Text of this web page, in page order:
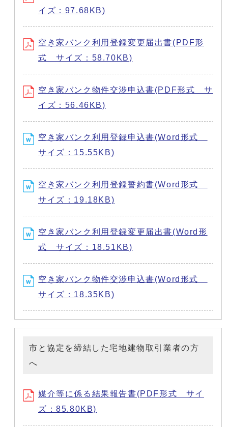
イズ：97.68KB)
空き家バンク利用登録変更届出書(PDF形
式 サイズ：58.70KB)
空き家バンク物件交渉申込書(PDF形式 サ
イズ：56.46KB)
空き家バンク利用登録申込書(Word形式
サイズ：15.55KB)
空き家バンク利用登録誓約書(Word形式
サイズ：19.18KB)
空き家バンク利用登録変更届出書(Word形
式 サイズ：18.51KB)
空き家バンク物件交渉申込書(Word形式
サイズ：18.35KB)
市と協定を締結した宅地建物取引業者の方
へ
媒介等に係る結果報告書(PDF形式 サイ
ズ：85.80KB)